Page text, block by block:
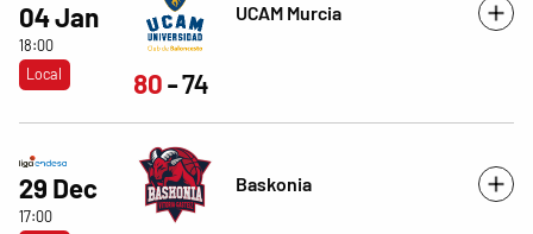
04 Jan
18:00
Local
UCAM Murcia
80 74
29 Dec
17:00
Baskonia